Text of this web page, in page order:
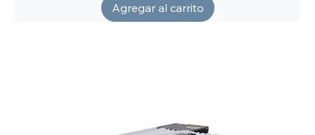
Agregar al carrito